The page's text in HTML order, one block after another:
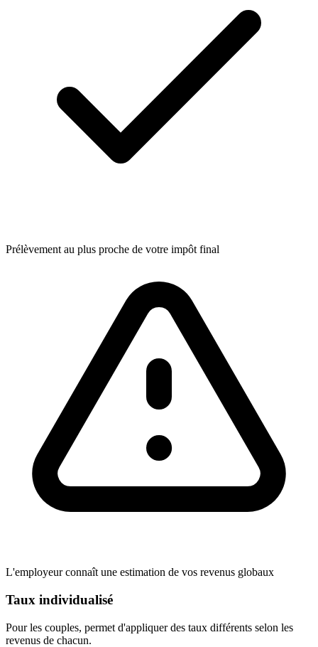
Prélèvement au plus proche de votre impôt final
L'employeur connaît une estimation de vos revenus globaux
Taux individualisé
Pour les couples, permet d'appliquer des taux différents selon les
revenus de chacun.